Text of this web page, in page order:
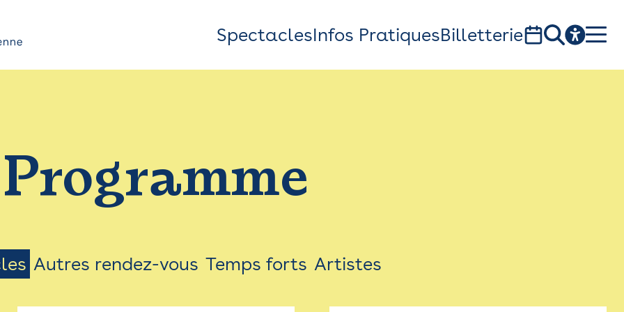
Top
Bar
Menu
SpectaclesInfos PratiquesBilletterie
1, av. du Chateau d'eau - 31300 Toulouse
Programme
Autres rendez-vous Temps forts Artistes